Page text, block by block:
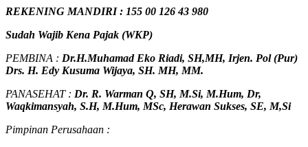
REKENING MANDIRI : 155 00 126 43 980
Sudah Wajib Kena Pajak (WKP)
PEMBINA : Dr.H.Muhamad Eko Riadi, SH,MH, Irjen. Pol (Pur)
Drs. H. Edy Kusuma Wijaya, SH. MH, MM.
PANASEHAT : Dr. R. Warman Q, SH, M.Si, M.Hum, Dr,
Waqkimansyah, S.H, M.Hum, MSc, Herawan Sukses, SE, M,Si
Pimpinan Perusahaan :